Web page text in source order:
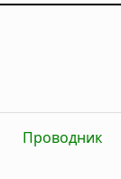
Проводник